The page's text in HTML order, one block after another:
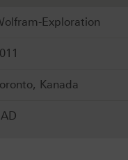
Exploration
Kanada